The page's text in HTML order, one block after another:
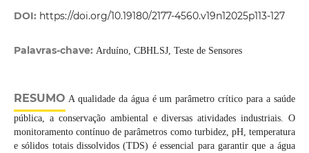
DOI: https://doi.org/10.19180/2177-4560.v19n12025p113-127
Palavras-chave: Arduíno, CBHLSJ, Teste de Sensores
RESUMO A qualidade da água é um parâmetro crítico para a saúde
pública, a conservação ambiental e diversas atividades industriais. O
monitoramento contínuo de parâmetros como turbidez, pH, temperatura
e sólidos totais dissolvidos (TDS) é essencial para garantir que a água